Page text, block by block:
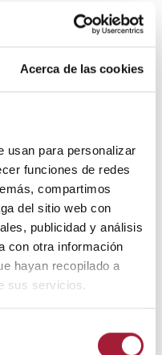
Acerca de las cookies
usan para personalizar
funciones de redes
compartimos
del sitio web con
publicidad y análisis
con otra información
hayan recopilado a
sus servicios.
adoptar medidas de
vulvares
antifúngicas.
infección bacteriana,
con
por falta de
crema de 17β-
la mucosa de la